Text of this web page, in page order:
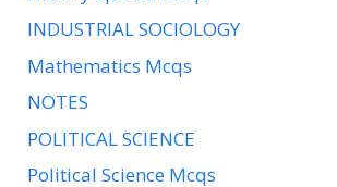
INDUSTRIAL SOCIOLOGY
Mathematics Mcqs
NOTES
POLITICAL SCIENCE
Political Science Mcqs